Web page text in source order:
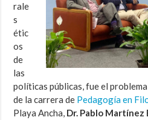
rale
s
étic
os
de
las
políticas públicas, fue el
de la carrera de Pedagogía en
Playa Ancha, Dr. Pablo Martínez